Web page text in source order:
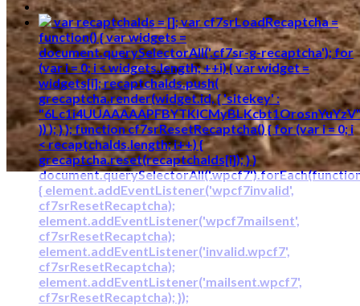
var recaptchaIds = []; var cf7srLoadRecaptcha =
function() { var widgets =
document.querySelectorAll('.cf7sr-g-recaptcha'); for
(var i = 0; i < widgets.length; ++i) { var widget =
widgets[i]; recaptchaIds.push(
grecaptcha.render(widget.id, { 'sitekey' :
}) ); } }; function cf7srResetRecaptcha() { for (var i = 0; i
< recaptchaIds.length; i++) {
grecaptcha.reset(recaptchaIds[i]); } }
{ element.addEventListener('wpcf7invalid',
cf7srResetRecaptcha);
element.addEventListener('wpcf7mailsent',
cf7srResetRecaptcha);
element.addEventListener('invalid.wpcf7',
cf7srResetRecaptcha);
element.addEventListener('mailsent.wpcf7',
cf7srResetRecaptcha); });